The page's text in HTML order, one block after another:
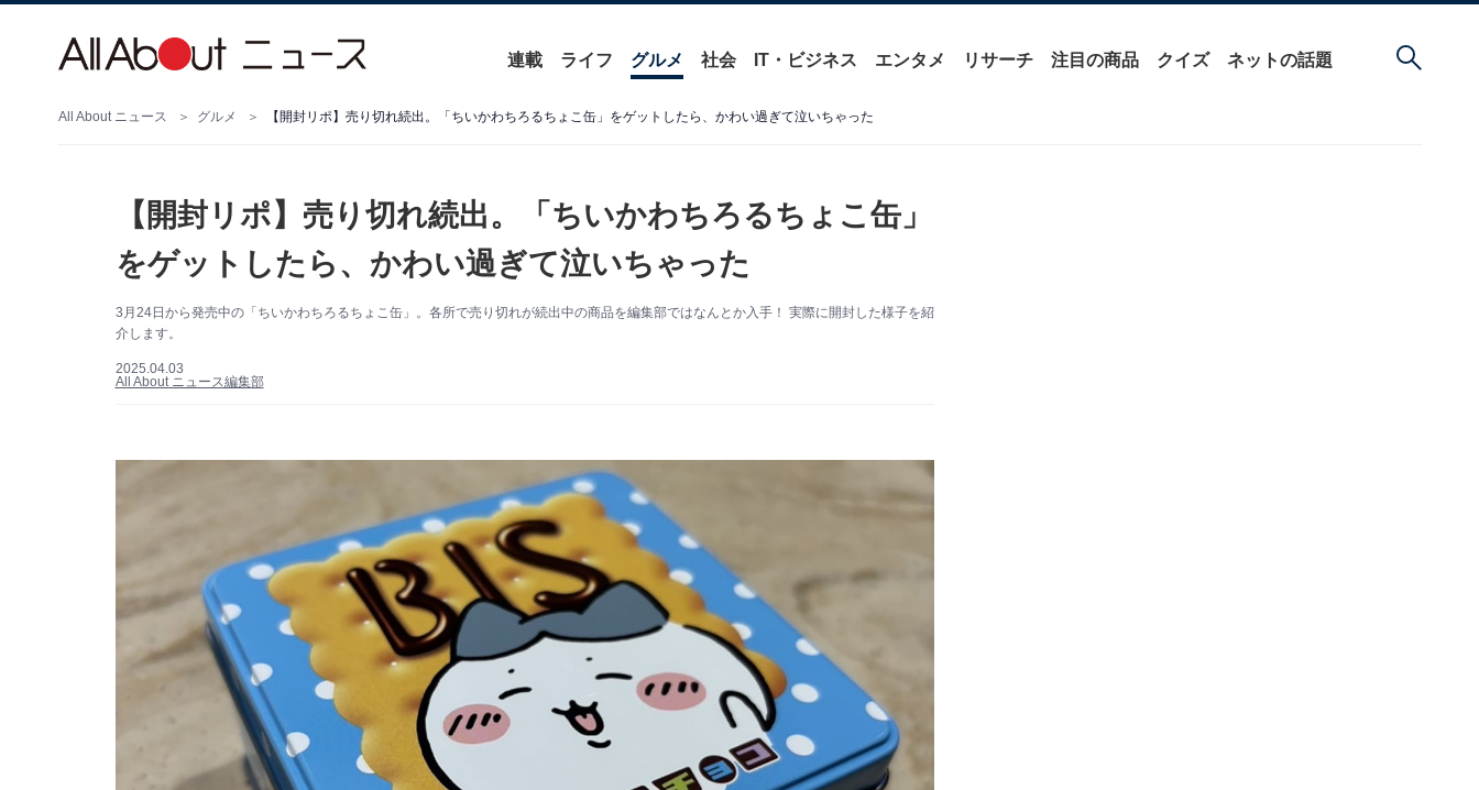
連載 ライフ グルメ 社会 IT・ビジネス エンタメ リサーチ 注目の商品 クイズ ネットの話題
All About ニュース グルメ 【開封リポ】売り切れ続出。「ちいかわちろるちょこ缶」をゲットしたら、かわい過ぎて泣いちゃった
【開封リポ】売り切れ続出。「ちいかわちろるちょこ缶」
をゲットしたら、かわい過ぎて泣いちゃった
3月24日から発売中の「ちいかわちろるちょこ缶」。各所で売り切れが続出中の商品を編集部ではなんとか入手！ 実際に開封した様子を紹
介します。
2025.04.03
All About ニュース編集部